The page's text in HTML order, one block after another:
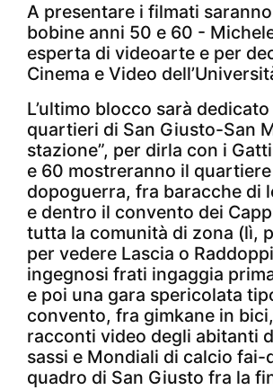
A presentare i filmati
bobine anni 50 e 60 -
esperta di videoarte e per
Cinema e Video
L’ultimo blocco sarà
quartieri di San Giusto-San
stazione”, per dirla con i
e 60 mostreranno il
dopoguerra, fra baracche di
e dentro il convento dei
tutta la comunità di zona (lì,
per vedere Lascia o
ingegnosi frati ingaggia
e poi una gara spericolata
convento, fra gimkane in
racconti video degli abitanti
sassi e Mondiali di calcio
quadro di San Giusto fra la